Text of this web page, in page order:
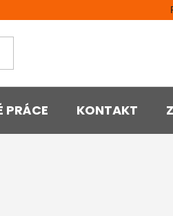
PRÁCE KONTAKT